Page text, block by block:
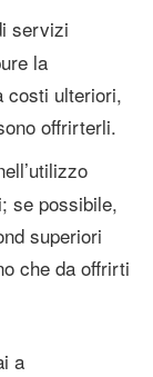
servizi
la
costi ulteriori,
offrirterli.
se possibile,
superiori
che da offrirti
a